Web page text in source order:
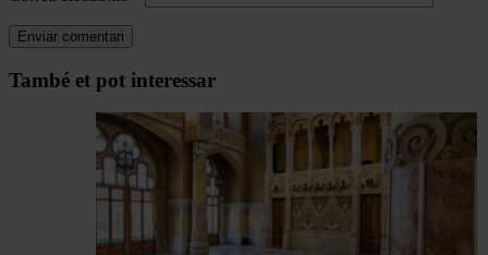
Navegar
També et pot interessar